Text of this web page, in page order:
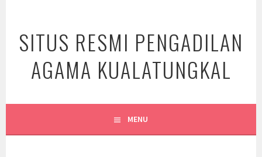
content
SITUS RESMI PENGADILAN
AGAMA KUALATUNGKAL
MENU